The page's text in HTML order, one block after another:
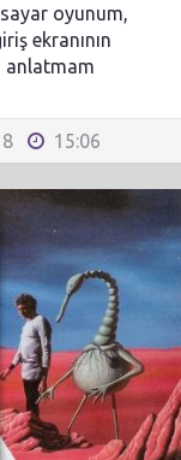
oyunum,
ekranının
anlatmam
15:06